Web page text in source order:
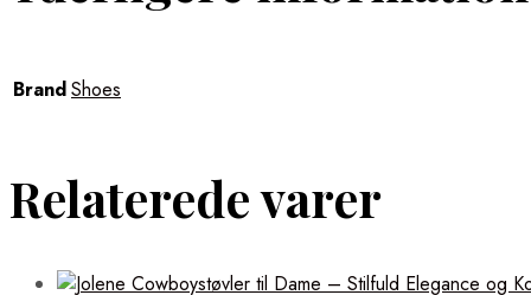
BrandShoes
Relaterede varer